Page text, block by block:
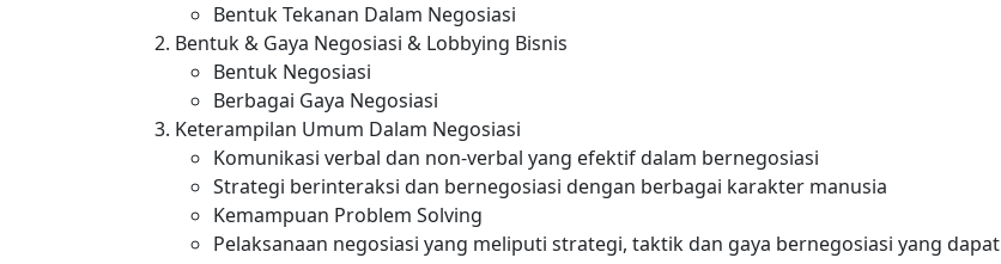
Bentuk Tekanan Dalam Negosiasi
Bentuk & Gaya Negosiasi & Lobbying Bisnis
Bentuk Negosiasi
Berbagai Gaya Negosiasi
Keterampilan Umum Dalam Negosiasi
Komunikasi verbal dan non-verbal yang efektif dalam bernegosiasi
Strategi berinteraksi dan bernegosiasi dengan berbagai karakter manusia
Kemampuan Problem Solving
Pelaksanaan negosiasi yang meliputi strategi, taktik dan gaya bernegosiasi yang dapat